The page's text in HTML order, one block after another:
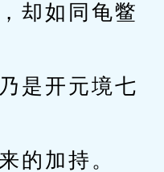
如同龟鳖
开元境七
加持。